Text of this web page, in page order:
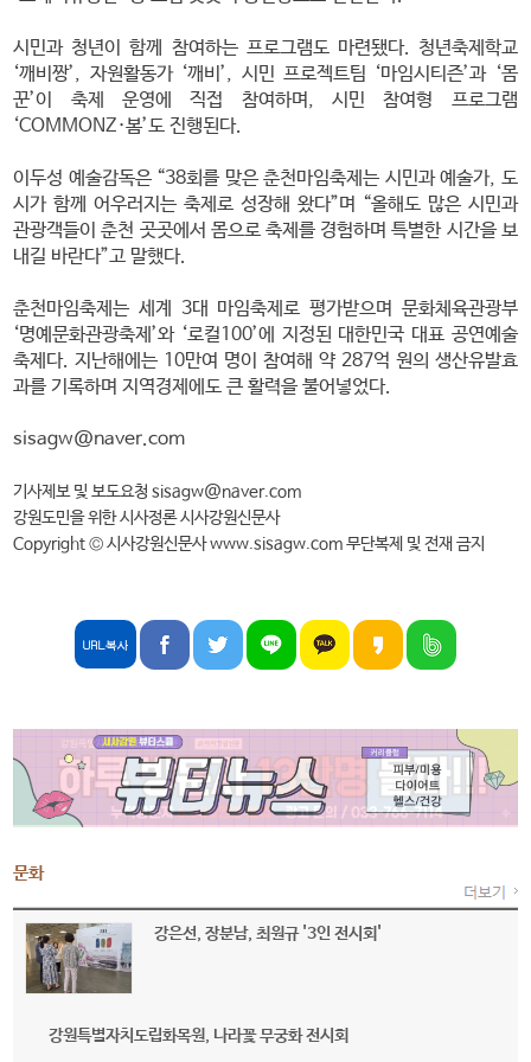
시민과 청년이 함께 참여하는 프로그램도 마련됐다. 청년축제학교
‘깨비짱’, 자원활동가 ‘깨비’, 시민 프로젝트팀 ‘마임시티즌’과 ‘몸
꾼’이 축제 운영에 직접 참여하며, 시민 참여형 프로그램
‘COMMONZ·봄’도 진행된다.
이두성 예술감독은 “38회를 맞은 춘천마임축제는 시민과 예술가, 도
시가 함께 어우러지는 축제로 성장해 왔다”며 “올해도 많은 시민과
관광객들이 춘천 곳곳에서 몸으로 축제를 경험하며 특별한 시간을 보
내길 바란다”고 말했다.
춘천마임축제는 세계 3대 마임축제로 평가받으며 문화체육관광부
‘명예문화관광축제’와 ‘로컬100’에 지정된 대한민국 대표 공연예술
축제다. 지난해에는 10만여 명이 참여해 약 287억 원의 생산유발효
과를 기록하며 지역경제에도 큰 활력을 불어넣었다.
sisagw@naver.com
기사제보 및 보도요청 sisagw@naver.com
강원도민을 위한 시사정론 시사강원신문사
Copyright © 시사강원신문사 www.sisagw.com 무단복제 및 전재 금지
문화
강은선, 장분남, 최원규 '3인 전시회'
강원특별자치도립화목원, 나라꽃 무궁화 전시회